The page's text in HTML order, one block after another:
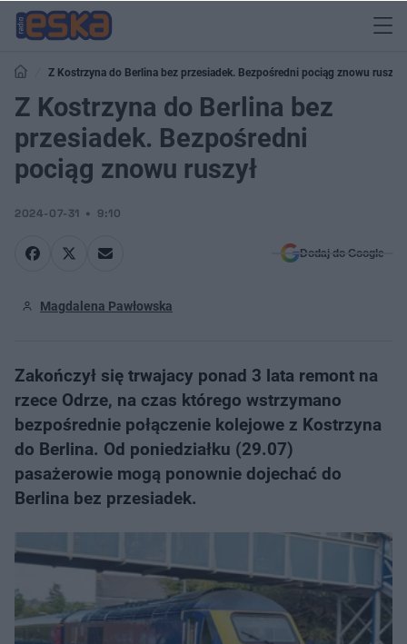
Z Kostrzyna do Berlina bez przesiadek. Bezpośredni pociąg znowu ruszył
Z Kostrzyna do Berlina bez
przesiadek. Bezpośredni
pociąg znowu ruszył
2024-07-31 9:10
Dodaj do Google
Magdalena Pawłowska
Zakończył się trwajacy ponad 3 lata remont na
rzece Odrze, na czas którego wstrzymano
bezpośrednie połączenie kolejowe z Kostrzyna
do Berlina. Od poniedziałku (29.07)
pasażerowie mogą ponownie dojechać do
Berlina bez przesiadek.